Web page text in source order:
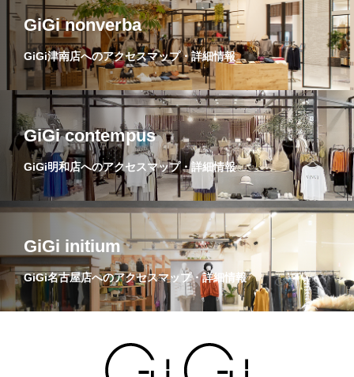
GiGi nonverba
GiGi津南店へのアクセスマップ・詳細情報
GiGi contempus
GiGi明和店へのアクセスマップ・詳細情報
GiGi initium
GiGi名古屋店へのアクセスマップ・詳細情報